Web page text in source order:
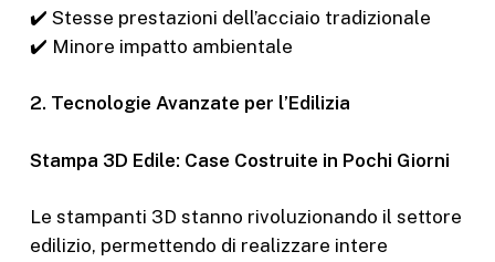
✔️ Stesse prestazioni dell’acciaio tradizionale
✔️ Minore impatto ambientale
2. Tecnologie Avanzate per l’Edilizia
Stampa 3D Edile: Case Costruite in Pochi Giorni
Le stampanti 3D stanno rivoluzionando il settore
edilizio, permettendo di realizzare intere